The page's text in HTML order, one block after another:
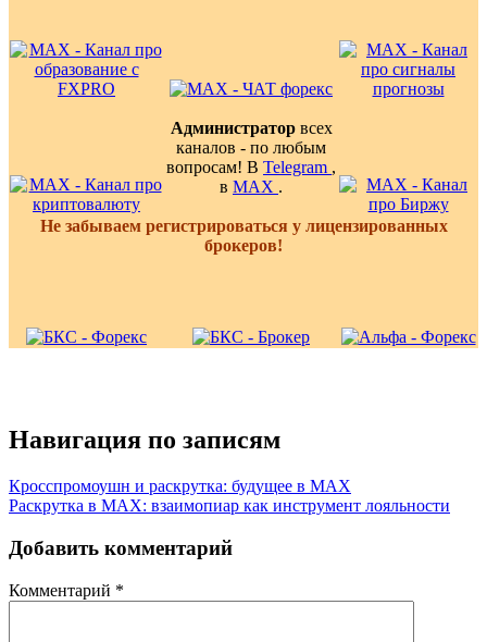
Администраторвсех
каналов - по любым
вопросам! В Telegram ,
в MAX .
Не забываем регистрироваться у лицензированных
брокеров!
Навигация по записям
Кросспромоушн и раскрутка: будущее в MAX
Раскрутка в MAX: взаимопиар как инструмент лояльности
Добавить комментарий
Комментарий *